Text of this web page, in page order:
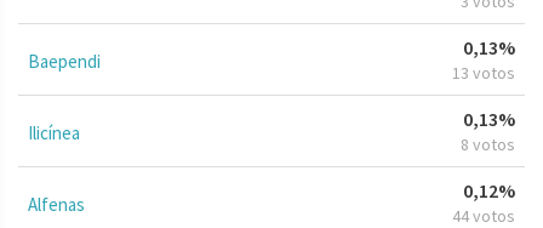
Baependi
0,13%
13 votos
Ilicínea
0,13%
8 votos
Alfenas
0,12%
44 votos